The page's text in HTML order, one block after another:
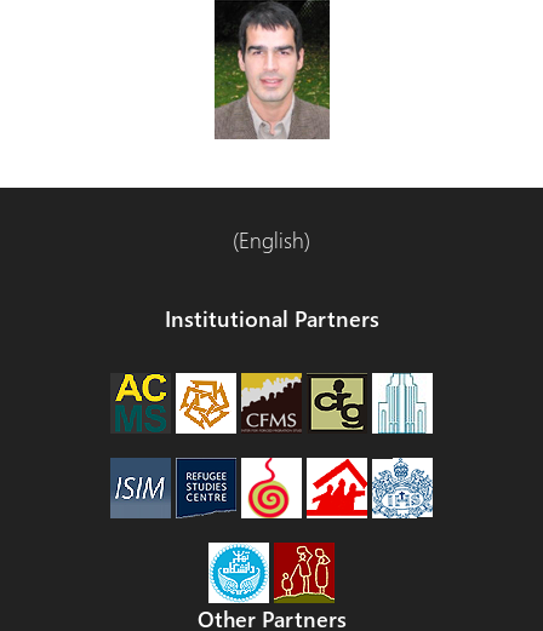
(English)
Institutional Partners
Other Partners